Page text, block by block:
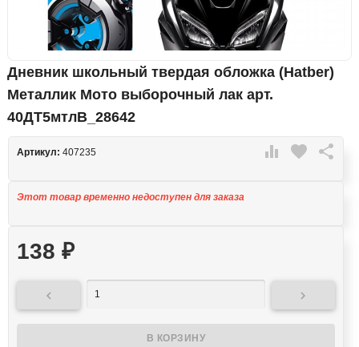
Дневник школьный твердая обложка (Hatber)
Металлик Мото выборочный лак арт.
40ДТ5мтлВ_28642
 favorite 
Артикул: 407235
Этот товар временно недоступен для заказа
138 ₽
 